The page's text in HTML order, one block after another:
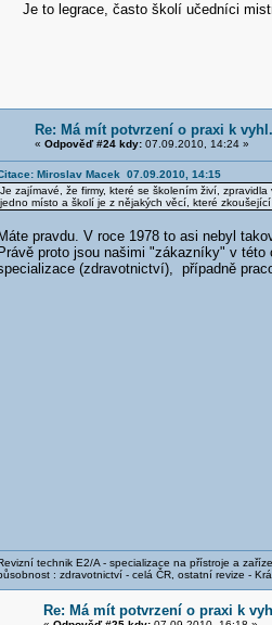
Je to legrace, často školí učedníci
Re: Má mít potvrzení o praxi k
« Odpověď #24 kdy:07.09.2010, 14:24 »
Miroslav Macek 07.09.2010, 14:15
Je zajímavé, že firmy, které se školením živí,
jedno místo a školí je z nějakých věcí, které
Máte pravdu. V roce 1978 to asi nebyl
Právě proto jsou našimi "zákazníky" v
(zdravotnictví), případně
technik E2/A - specializace na přístroje a
: zdravotnictví - celá ČR, ostatní revize -
Re: Má mít potvrzení o praxi k